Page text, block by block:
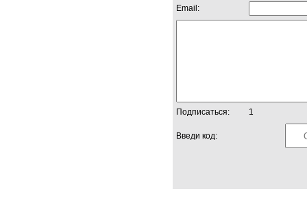
Email:
Подписаться: 1
Введи код: